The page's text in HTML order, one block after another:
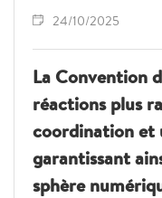
24/10/2025
La Convention
réactions plus
coordination et
garantissant
sphère